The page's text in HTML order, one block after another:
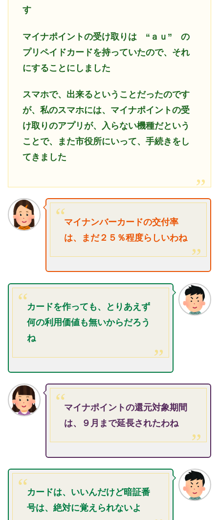
す
マイナポイントの受け取りは “ａｕ” の
プリペイドカードを持っていたので、それ
にすることにしました
スマホで、出来るということだったのです
が、私のスマホには、マイナポイントの受
け取りのアプリが、入らない機種だという
ことで、また市役所にいって、手続きをし
てきました
マイナンバーカードの交付率
は、まだ２５％程度らしいわね
カードを作っても、とりあえず
何の利用価値も無いからだろう
ね
マイナポイントの還元対象期間
は、９月まで延長されたわね
カードは、いいんだけど暗証番
号は、絶対に覚えられないよ